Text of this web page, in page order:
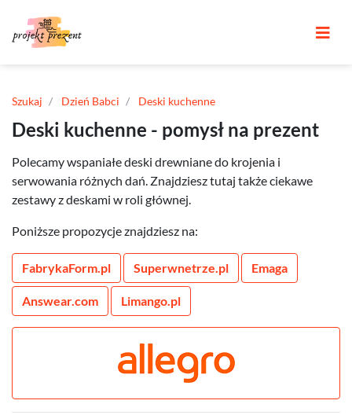
Szukaj Dzień Babci Deski kuchenne
Deski kuchenne - pomysł na prezent
Polecamy wspaniałe deski drewniane do krojenia i
serwowania różnych dań. Znajdziesz tutaj także ciekawe
zestawy z deskami w roli głównej.
Poniższe propozycje znajdziesz na:
FabrykaForm.pl Superwnetrze.pl Emaga
Answear.com Limango.pl